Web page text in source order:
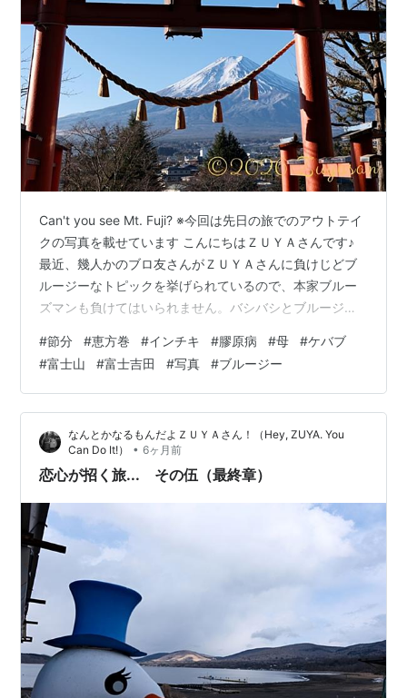
Can't you see Mt. Fuji? ※今回は先日の旅でのアウトテイ
クの写真を載せています こんにちはＺＵＹＡさんです♪
最近、幾人かのブロ友さんがＺＵＹＡさんに負けじどブ
ルージーなトピックを挙げられているので、本家ブルー
ズマンも負けてはいられません。バシバシとブルージー
ましては、いかがお過ごしになられたことでしょう。 Ｚ
ＵＹＡさんは公私共に、無事に終えることが出来まし
た。仕事では恵方巻を売らないといけなかったのです
が、無事に数種類の恵方巻は完売いたしました。 大阪育
ちのＺＵＹＡさん。元々、大量在庫を抱えた海苔問屋
が、恵方の風習に無…
#節分 #恵方巻 #インチキ #膠原病 #母 #ケバブ
#富士山 #富士吉田 #写真 #ブルージー
なんとかなるもんだよＺＵＹＡさん！（Hey, ZUYA. You
Can Do It!）
• 6ヶ月前
恋心が招く旅... その伍（最終章）